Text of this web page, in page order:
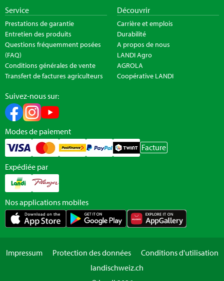
Service
Prestations de garantie
Entretien des produits
Questions fréquemment posées
(FAQ)
Conditions générales de vente
Transfert de factures agriculteurs
Découvrir
Carrière et emplois
Durabilité
A propos de nous
LANDI Agro
AGROLA
Coopérative LANDI
Suivez-nous sur:
Modes de paiement
Facture
Expédiée par
Nos applications mobiles
Impressum Protection des données
Conditions d'utilisation
landischweiz.ch